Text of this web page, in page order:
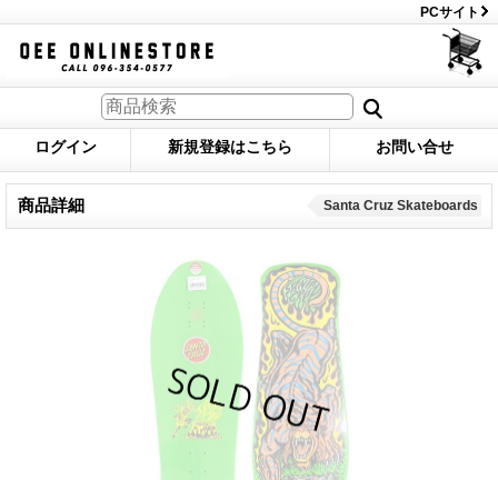
PCサイト
ログイン 新規登録はこちら お問い合せ
商品詳細 Santa Cruz Skateboards